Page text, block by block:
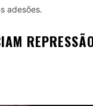
adesões.